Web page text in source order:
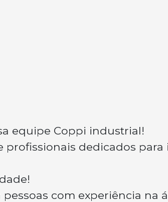
equipe Coppi industrial!
profissionais dedicados para
com experiência na